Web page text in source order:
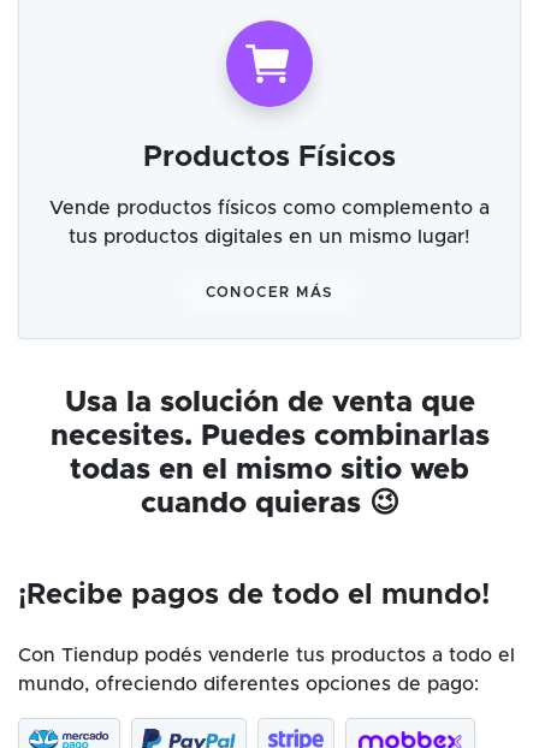
Productos Físicos
Vende productos físicos como complemento a
tus productos digitales en un mismo lugar!
CONOCER MÁS
Usa la solución de venta que
necesites. Puedes combinarlas
todas en el mismo sitio web
cuando quieras 😉
¡Recibe pagos de todo el mundo!
Con Tiendup podés venderle tus productos a todo el
mundo, ofreciendo diferentes opciones de pago: